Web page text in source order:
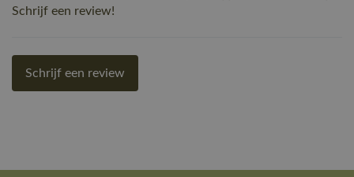
Schrijf een review!
Schrijf een review